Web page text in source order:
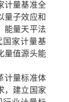
计量基准全
量子效应和
能量天平法
国家计量基
量值源头能
计量标准体
，建立国家